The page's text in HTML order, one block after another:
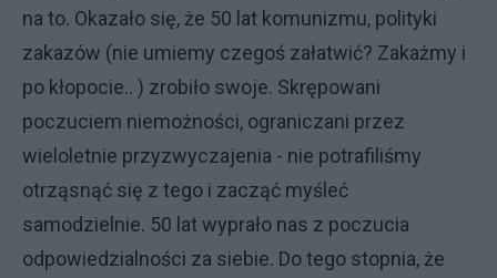
na to. Okazało się, że 50 lat komunizmu, polityki
zakazów (nie umiemy czegoś załatwić? Zakażmy i
po kłopocie.. ) zrobiło swoje. Skrępowani
poczuciem niemożności, ograniczani przez
wieloletnie przyzwyczajenia - nie potrafiliśmy
otrząsnąć się z tego i zacząć myśleć
samodzielnie. 50 lat wyprało nas z poczucia
odpowiedzialności za siebie. Do tego stopnia, że